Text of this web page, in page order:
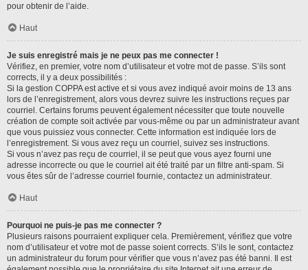
pour obtenir de l’aide.
Haut
Je suis enregistré mais je ne peux pas me connecter !
Vérifiez, en premier, votre nom d’utilisateur et votre mot de passe. S’ils sont
corrects, il y a deux possibilités :
Si la gestion COPPA est active et si vous avez indiqué avoir moins de 13 ans
lors de l’enregistrement, alors vous devrez suivre les instructions reçues par
courriel. Certains forums peuvent également nécessiter que toute nouvelle
création de compte soit activée par vous-même ou par un administrateur avant
que vous puissiez vous connecter. Cette information est indiquée lors de
l’enregistrement. Si vous avez reçu un courriel, suivez ses instructions.
Si vous n’avez pas reçu de courriel, il se peut que vous ayez fourni une
adresse incorrecte ou que le courriel ait été traité par un filtre anti-spam. Si
vous êtes sûr de l’adresse courriel fournie, contactez un administrateur.
Haut
Pourquoi ne puis-je pas me connecter ?
Plusieurs raisons pourraient expliquer cela. Premièrement, vérifiez que votre
nom d’utilisateur et votre mot de passe soient corrects. S’ils le sont, contactez
un administrateur du forum pour vérifier que vous n’avez pas été banni. Il est